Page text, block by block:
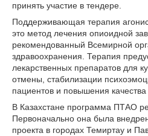
принять участие в тендере.
Поддерживающая терапия
это метод лечения опиоидной
рекомендованный Всемирной
здравоохранения. Терапия
лекарственных препаратов для
отмены, стабилизации
пациентов и повышения качества
В Казахстане программа ПТАО
Первоначально она была
проекта в городах Темиртау и